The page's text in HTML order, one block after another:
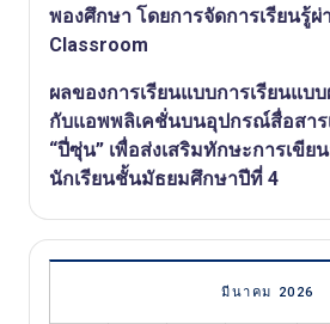
พองศึกษา โดยการจัดการเรียนรู้ผ่
Classroom
ผลของการเรียนแบบการเรียนแบ
กับแอพพลิเคชั่นบนอุปกรณ์สื่อสาร
“ปี่ซุ่น” เพื่อส่งเสริมทักษะการเขี
นักเรียนชั้นมัธยมศึกษาปีที่ 4
มีนาคม 2026